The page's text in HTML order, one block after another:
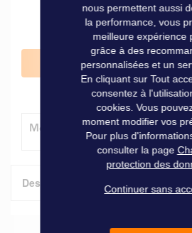
Ajouter au
Modes de livraison
Description
nous permettent aussi
la performance, vous
meilleure expérience
grâce à des
personnalisées et un
En cliquant sur Tout
consentez à
cookies. Vous
moment modifier vos
Pour plus
consulter la page
protection des
Continuer sans